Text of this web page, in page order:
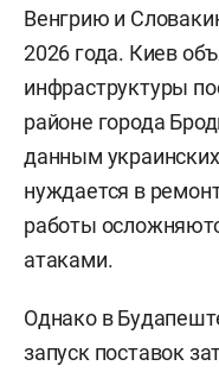
Венгрию и
2026 года. Киев
инфраструктуры
районе города
данным
нуждается в
работы
атаками.
Однако в
запуск поставок